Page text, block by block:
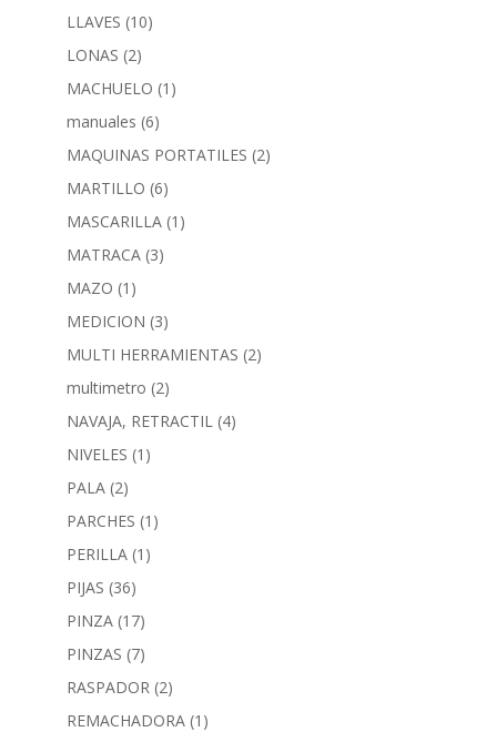
LLAVES (10)
LONAS (2)
MACHUELO (1)
manuales (6)
MAQUINAS PORTATILES (2)
MARTILLO (6)
MASCARILLA (1)
MATRACA (3)
MAZO (1)
MEDICION (3)
MULTI HERRAMIENTAS (2)
multimetro (2)
NAVAJA, RETRACTIL (4)
NIVELES (1)
PALA (2)
PARCHES (1)
PERILLA (1)
PIJAS (36)
PINZA (17)
PINZAS (7)
RASPADOR (2)
REMACHADORA (1)